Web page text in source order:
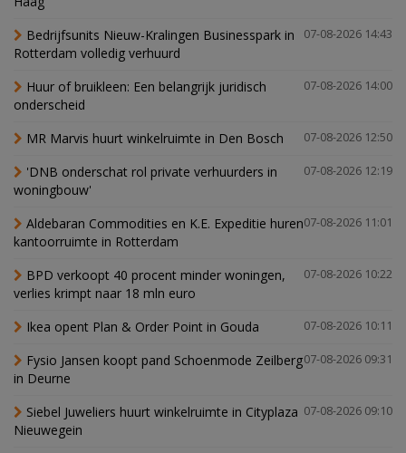
07-08-2026 14:43
Bedrijfsunits Nieuw-Kralingen Businesspark in
Rotterdam volledig verhuurd
07-08-2026 14:00
Huur of bruikleen: Een belangrijk juridisch
onderscheid
07-08-2026 12:50
MR Marvis huurt winkelruimte in Den Bosch
07-08-2026 12:19
'DNB onderschat rol private verhuurders in
woningbouw'
07-08-2026 11:01
Aldebaran Commodities en K.E. Expeditie huren
kantoorruimte in Rotterdam
07-08-2026 10:22
BPD verkoopt 40 procent minder woningen,
verlies krimpt naar 18 mln euro
07-08-2026 10:11
Ikea opent Plan & Order Point in Gouda
07-08-2026 09:31
Fysio Jansen koopt pand Schoenmode Zeilberg
in Deurne
07-08-2026 09:10
Siebel Juweliers huurt winkelruimte in Cityplaza
Nieuwegein